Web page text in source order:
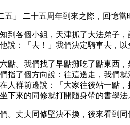
」 二十五周年到來之際，回憶
各個小組，天津抓了大法弟子
：「去！」我們決定騎車去，
點。我們找了早點攤吃了點東西
指了個方向說：往這邊走，我們
人群前邊說：「大家往後站一點
下來的同修就打開隨身帶的書學法
丈夫同修堅決不換，後來看到